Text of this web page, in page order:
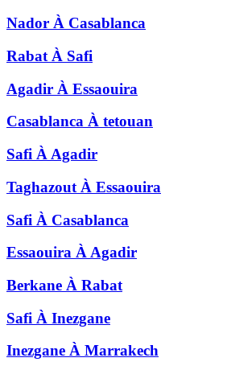
Nador À Casablanca
Rabat À Safi
Agadir À Essaouira
Casablanca À tetouan
Safi À Agadir
Taghazout À Essaouira
Safi À Casablanca
Essaouira ÀAgadir
Berkane À Rabat
Safi À Inezgane
Inezgane À Marrakech